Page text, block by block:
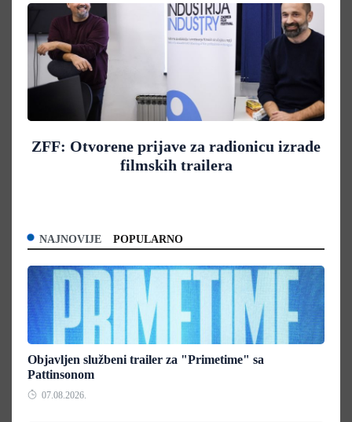
ZFF: Otvorene prijave za radionicu izrade
filmskih trailera
NAJNOVIJE POPULARNO
Objavljen službeni trailer za "Primetime" sa
Pattinsonom
07.08.2026.